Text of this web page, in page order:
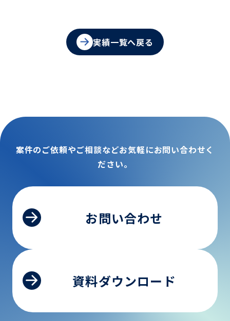
実績一覧へ戻る
案件のご依頼やご相談などお気軽にお問い合わせく
ださい。
お問い合わせ
資料ダウンロード